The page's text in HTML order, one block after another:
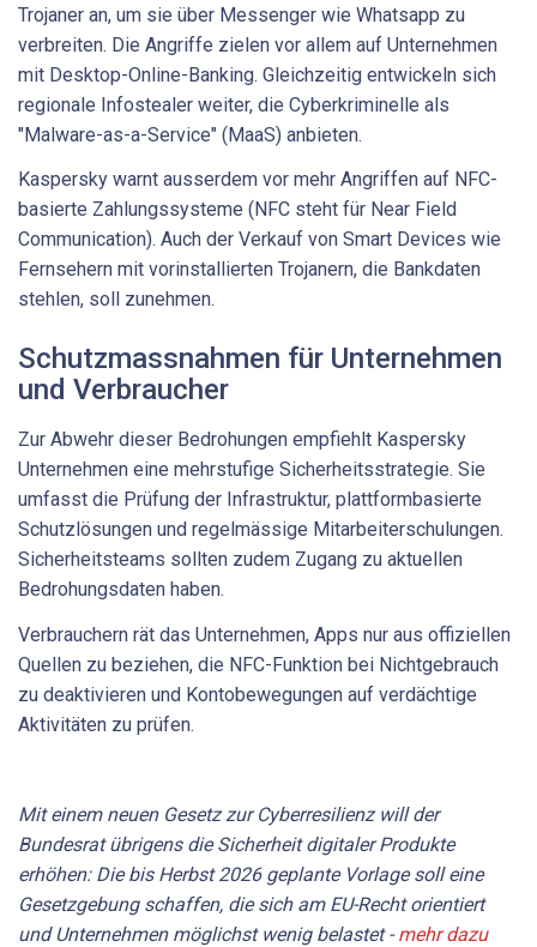
Trojaner an, um sie über Messenger wie Whatsapp zu
verbreiten. Die Angriffe zielen vor allem auf Unternehmen
mit Desktop-Online-Banking. Gleichzeitig entwickeln sich
regionale Infostealer weiter, die Cyberkriminelle als
"Malware-as-a-Service" (MaaS) anbieten.
Kaspersky warnt ausserdem vor mehr Angriffen auf NFC-
basierte Zahlungssysteme (NFC steht für Near Field
Communication). Auch der Verkauf von Smart Devices wie
Fernsehern mit vorinstallierten Trojanern, die Bankdaten
stehlen, soll zunehmen.
Schutzmassnahmen für Unternehmen
und Verbraucher
Zur Abwehr dieser Bedrohungen empfiehlt Kaspersky
Unternehmen eine mehrstufige Sicherheitsstrategie. Sie
umfasst die Prüfung der Infrastruktur, plattformbasierte
Schutzlösungen und regelmässige Mitarbeiterschulungen.
Sicherheitsteams sollten zudem Zugang zu aktuellen
Bedrohungsdaten haben.
Verbrauchern rät das Unternehmen, Apps nur aus offiziellen
Quellen zu beziehen, die NFC-Funktion bei Nichtgebrauch
zu deaktivieren und Kontobewegungen auf verdächtige
Aktivitäten zu prüfen.
Mit einem neuen Gesetz zur Cyberresilienz will der
Bundesrat übrigens die Sicherheit digitaler Produkte
erhöhen: Die bis Herbst 2026 geplante Vorlage soll eine
Gesetzgebung schaffen, die sich am EU-Recht orientiert
und Unternehmen möglichst wenig belastet -mehr dazu